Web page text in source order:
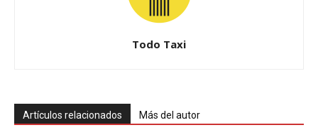
Todo Taxi
Artículos relacionados Más del autor